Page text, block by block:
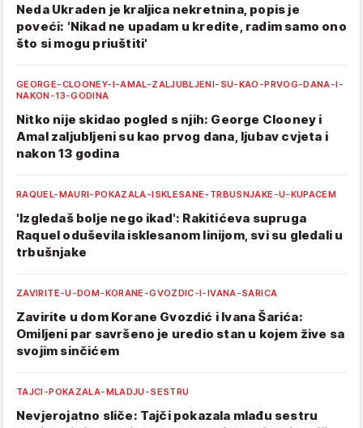
Neda Ukraden je kraljica nekretnina, popis je
poveći: 'Nikad ne upadam u kredite, radim samo ono
što si mogu priuštiti'
GEORGE-CLOONEY-I-AMAL-ZALJUBLJENI-SU-KAO-PRVOG-DANA-I-
NAKON-13-GODINA
Nitko nije skidao pogled s njih: George Clooney i
Amal zaljubljeni su kao prvog dana, ljubav cvjeta i
nakon 13 godina
RAQUEL-MAURI-POKAZALA-ISKLESANE-TRBUSNJAKE-U-KUPACEM
'Izgledaš bolje nego ikad': Rakitićeva supruga
Raquel oduševila isklesanom linijom, svi su gledali u
trbušnjake
ZAVIRITE-U-DOM-KORANE-GVOZDIC-I-IVANA-SARICA
Zavirite u dom Korane Gvozdić i Ivana Šarića:
Omiljeni par savršeno je uredio stan u kojem žive sa
svojim sinčićem
TAJCI-POKAZALA-MLADJU-SESTRU
Nevjerojatno sliče: Tajči pokazala mlađu sestru